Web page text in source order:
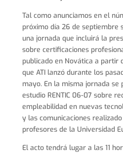
Tal como anunciamos en el
próximo día 26 de septiembre
una jornada que incluirá la
sobre certificaciones
publicado en Novática a partir
que ATI lanzó durante los
mayo. En la misma jornada
estudio RENTIC 06-07 sobre
empleabilidad en nuevas
y las comunicaciones
profesores de la Universidad
El acto tendrá lugar a las 11